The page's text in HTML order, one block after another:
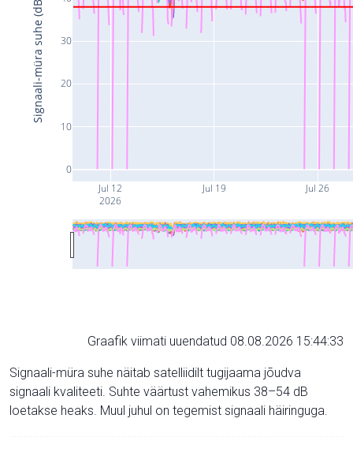
Jul 12
2026
Jul 19 Jul 26
0
10
20
30
Signaali-müra suhe (dB)
Graafik viimati uuendatud 08.08.2026 15:44:33
Signaali-müra suhe näitab satelliidilt tugijaama jõudva
signaali kvaliteeti. Suhte väärtust vahemikus 38–54 dB
loetakse heaks. Muul juhul on tegemist signaali häiringuga.